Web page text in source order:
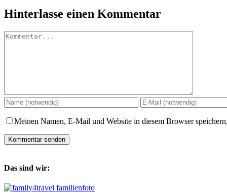
Hinterlasse einen Kommentar
Kommentar
Meinen Namen, E-Mail und Website in diesem Browser
Das sind wir: